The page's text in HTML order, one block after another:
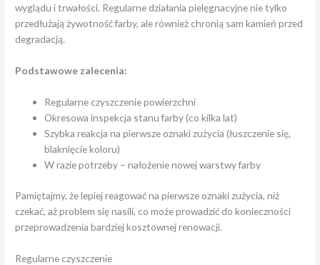
wyglądu i trwałości. Regularne działania pielęgnacyjne nie tylko
przedłużają żywotność farby, ale również chronią sam kamień przed
degradacją.
Podstawowe zalecenia:
Regularne czyszczenie powierzchni
Okresowa inspekcja stanu farby (co kilka lat)
Szybka reakcja na pierwsze oznaki zużycia (łuszczenie się,
blaknięcie koloru)
W razie potrzeby – nałożenie nowej warstwy farby
Pamiętajmy, że lepiej reagować na pierwsze oznaki zużycia, niż
czekać, aż problem się nasili, co może prowadzić do konieczności
przeprowadzenia bardziej kosztownej renowacji.
Regularne czyszczenie